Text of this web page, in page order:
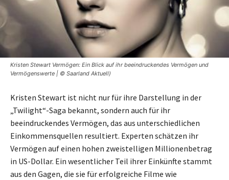
Kristen Stewart Vermögen: Ein Blick auf ihr beeindruckendes Vermögen und
Vermögenswerte | © Saarland Aktuell)
Kristen Stewart ist nicht nur für ihre Darstellung in der
„Twilight“-Saga bekannt, sondern auch für ihr
beeindruckendes Vermögen, das aus unterschiedlichen
Einkommensquellen resultiert. Experten schätzen ihr
Vermögen auf einen hohen zweistelligen Millionenbetrag
in US-Dollar. Ein wesentlicher Teil ihrer Einkünfte stammt
aus den Gagen, die sie für erfolgreiche Filme wie